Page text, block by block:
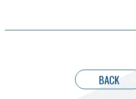
BACK